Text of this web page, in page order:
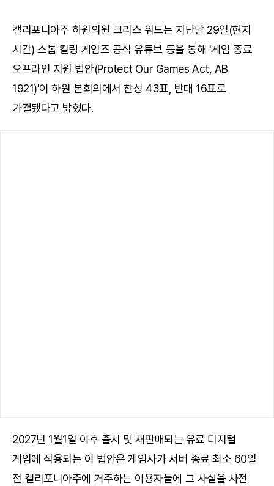
캘리포니아주 하원의원 크리스 워드는 지난달 29일(현지
시간) 스톱 킬링 게임즈 공식 유튜브 등을 통해 '게임 종료
오프라인 지원 법안(Protect Our Games Act, AB
1921)'이 하원 본회의에서 찬성 43표, 반대 16표로
가결됐다고 밝혔다.
2027년 1월1일 이후 출시 및 재판매되는 유료 디지털
게임에 적용되는 이 법안은 게임사가 서버 종료 최소 60일
전 캘리포니아주에 거주하는 이용자들에 그 사실을 사전